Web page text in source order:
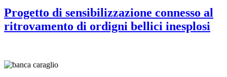
Progetto di sensibilizzazione connesso al
ritrovamento di ordigni bellici inesplosi